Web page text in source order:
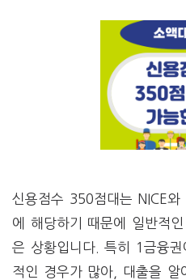
신용점수 350점대는 NICE
에 해당하기 때문에 일반적
은 상황입니다. 특히 1금융
적인 경우가 많아, 대출을 알